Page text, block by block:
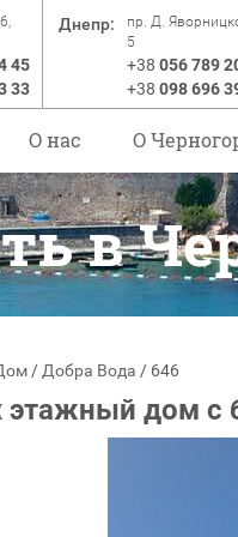
45
33
Днепр:
пр. Д.
5
+38 056 789
+38 098 696
О нас O
в
/ Добра Вода / 646
дом с